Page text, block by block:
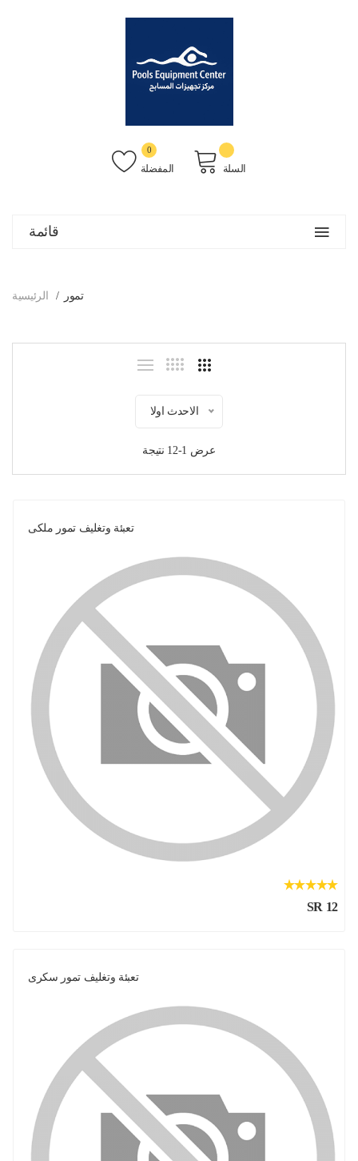
المفضلة
0
السلة
قائمة
الرئيسية تمور
الاحدث اولا
عرض 1-12 نتيجة
تعبئة وتغليف تمور ملكى
SR 12
تعبئة وتغليف تمور سكرى